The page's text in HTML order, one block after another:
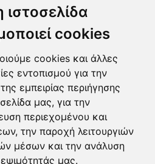
ιστοσελίδα
cookies
cookies και άλλες
εντοπισμού για την
εμπειρίας περιήγησης
μας, για την
περιεχομένου και
την παροχή λειτουργιών
μέσων και την ανάλυση
μας.
09:00-14.00 18.00-21:00
| Fishing Equipment - Dikelas.gr